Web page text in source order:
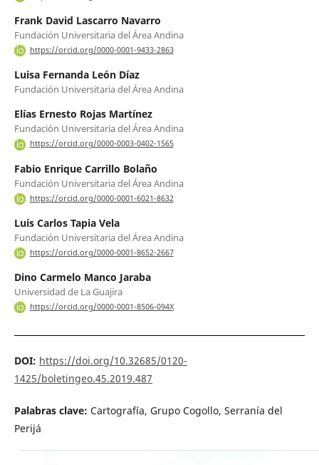
Frank David Lascarro Navarro
Fundación Universitaria del Área Andina
https://orcid.org/0000-0001-9433-2863
Luisa Fernanda León Díaz
Fundación Universitaria del Área Andina
Elías Ernesto Rojas Martínez
Fundación Universitaria del Área Andina
https://orcid.org/0000-0003-0402-1565
Fabio Enrique Carrillo Bolaño
Fundación Universitaria del Área Andina
https://orcid.org/0000-0001-6021-8632
Luis Carlos Tapia Vela
Fundación Universitaria del Área Andina
https://orcid.org/0000-0001-8652-2667
Dino Carmelo Manco Jaraba
Universidad de La Guajira
https://orcid.org/0000-0001-8506-094X
DOI: https://doi.org/10.32685/0120-
1425/boletingeo.45.2019.487
Palabras clave: Cartografía, Grupo Cogollo, Serranía del
Perijá